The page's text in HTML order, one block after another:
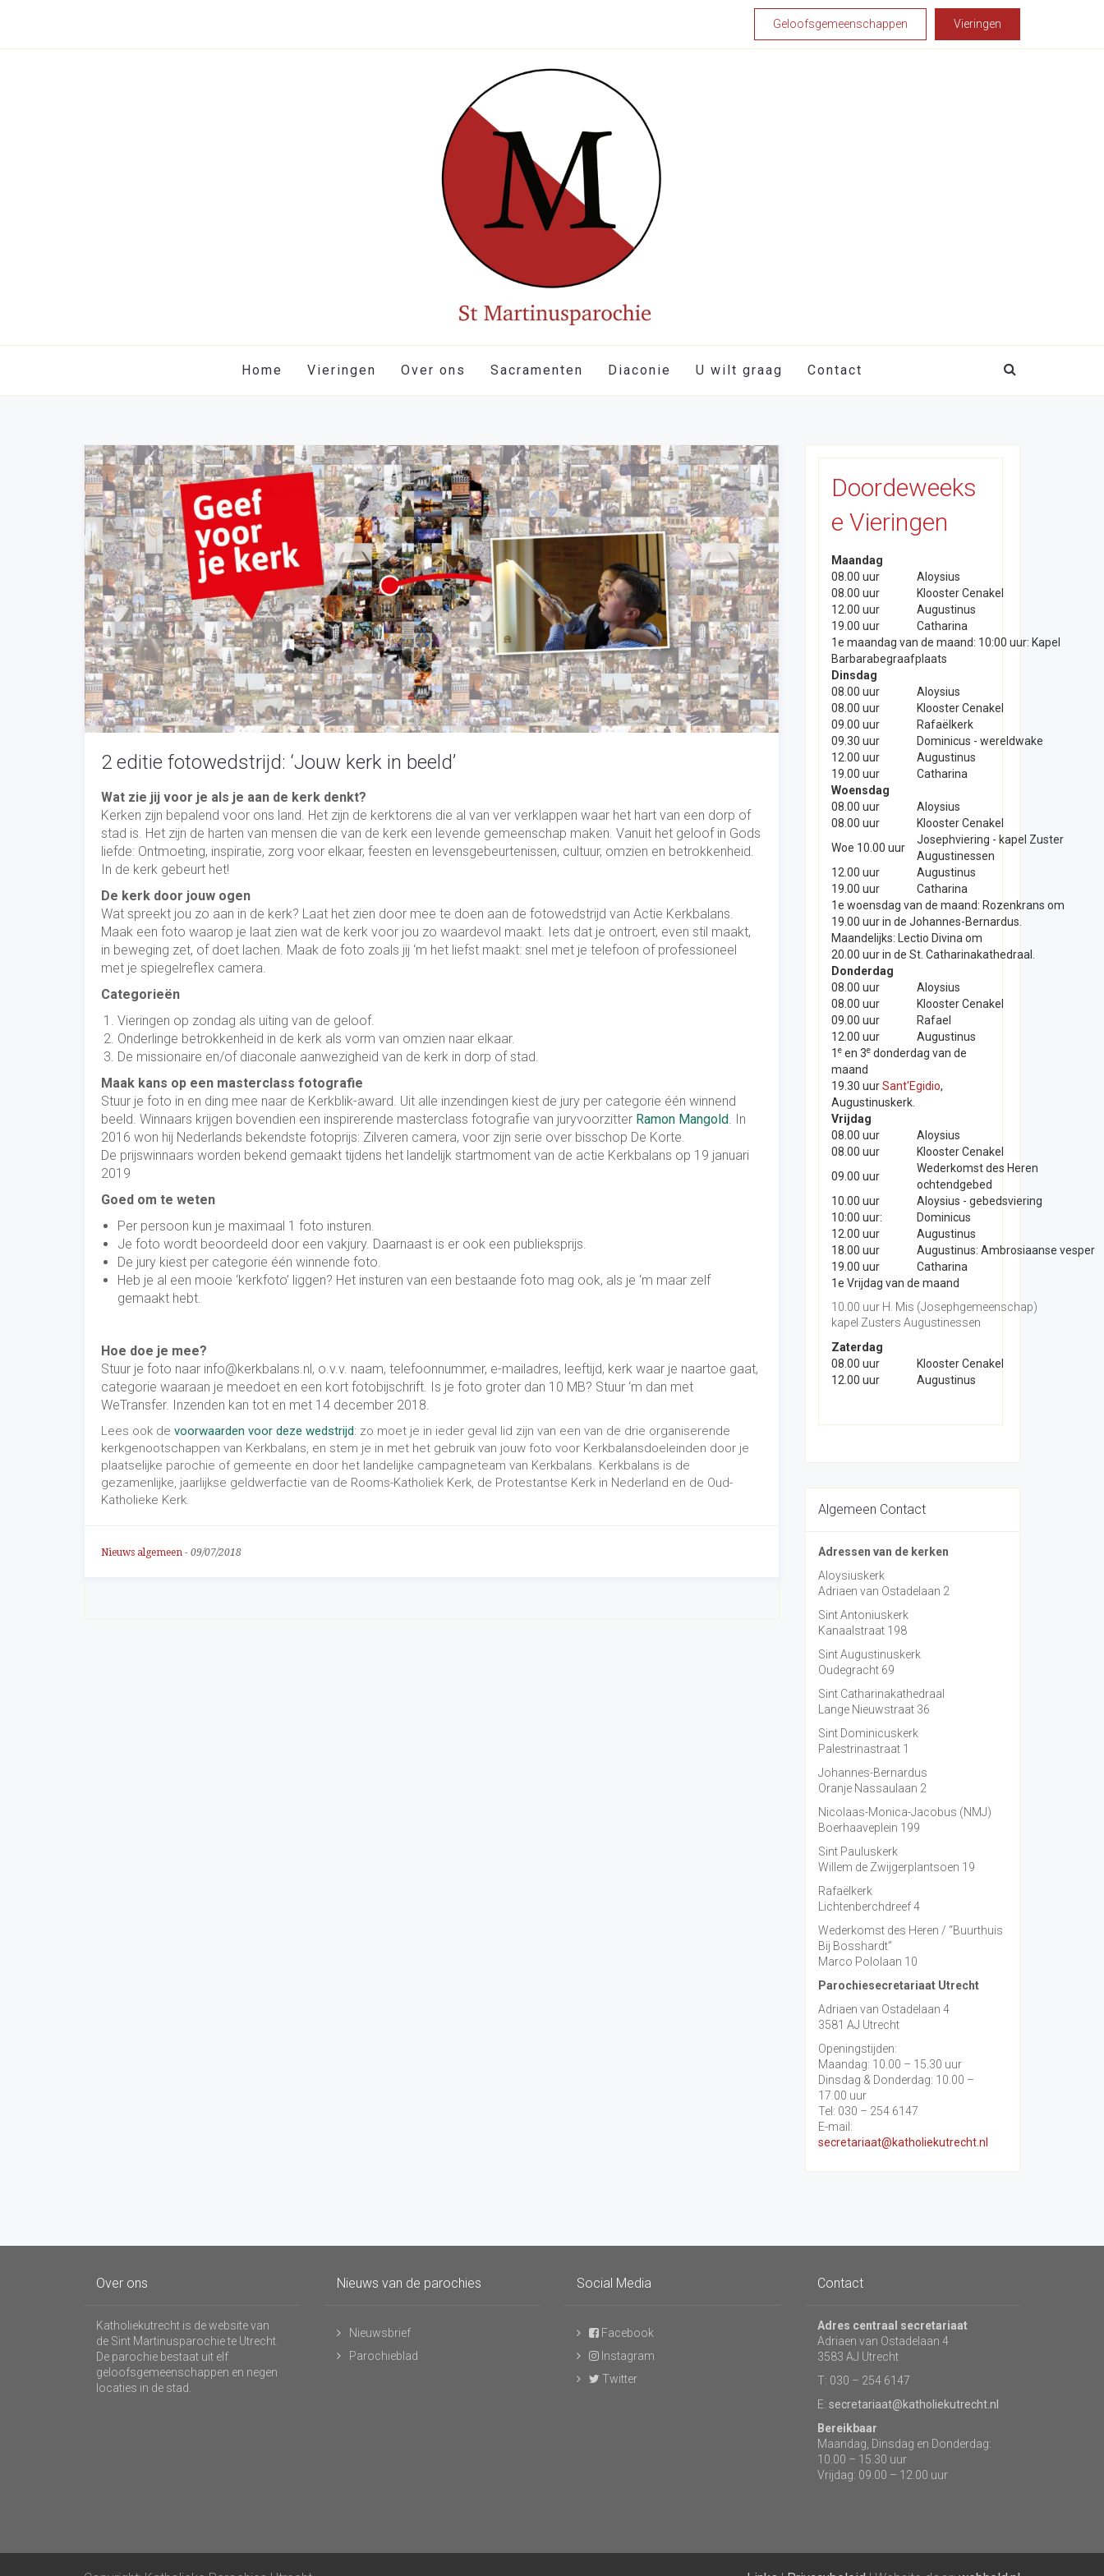
Geloofsgemeenschappen Vieringen
Home Vieringen Over ons Sacramenten Diaconie U wilt graag Contact
2 editie fotowedstrijd: ‘Jouw kerk in beeld’
Wat zie jij voor je als je aan de kerk denkt?
Kerken zijn bepalend voor ons land. Het zijn de kerktorens die al van ver verklappen waar het hart van een dorp of
stad is. Het zijn de harten van mensen die van de kerk een levende gemeenschap maken. Vanuit het geloof in Gods
liefde: Ontmoeting, inspiratie, zorg voor elkaar, feesten en levensgebeurtenissen, cultuur, omzien en betrokkenheid.
In de kerk gebeurt het!
De kerk door jouw ogen
Wat spreekt jou zo aan in de kerk? Laat het zien door mee te doen aan de fotowedstrijd van Actie Kerkbalans.
Maak een foto waarop je laat zien wat de kerk voor jou zo waardevol maakt. Iets dat je ontroert, even stil maakt,
in beweging zet, of doet lachen. Maak de foto zoals jij ‘m het liefst maakt: snel met je telefoon of professioneel
met je spiegelreflex camera.
Categorieën
Vieringen op zondag als uiting van de geloof.
Onderlinge betrokkenheid in de kerk als vorm van omzien naar elkaar.
De missionaire en/of diaconale aanwezigheid van de kerk in dorp of stad.
Maak kans op een masterclass fotografie
Stuur je foto in en ding mee naar de Kerkblik-award. Uit alle inzendingen kiest de jury per categorie één winnend
beeld. Winnaars krijgen bovendien een inspirerende masterclass fotografie van juryvoorzitter Ramon Mangold. In
2016 won hij Nederlands bekendste fotoprijs: Zilveren camera, voor zijn serie over bisschop De Korte.
De prijswinnaars worden bekend gemaakt tijdens het landelijk startmoment van de actie Kerkbalans op 19 januari
2019
Goed om te weten
Per persoon kun je maximaal 1 foto insturen.
Je foto wordt beoordeeld door een vakjury. Daarnaast is er ook een publieksprijs.
De jury kiest per categorie één winnende foto.
Heb je al een mooie ‘kerkfoto’ liggen? Het insturen van een bestaande foto mag ook, als je ‘m maar zelf
gemaakt hebt.
Hoe doe je mee?
Stuur je foto naar info@kerkbalans.nl, o.v.v. naam, telefoonnummer, e-mailadres, leeftijd, kerk waar je naartoe gaat,
categorie waaraan je meedoet en een kort fotobijschrift. Is je foto groter dan 10 MB? Stuur ‘m dan met
WeTransfer. Inzenden kan tot en met 14 december 2018.
Lees ook de voorwaarden voor deze wedstrijd: zo moet je in ieder geval lid zijn van een van de drie organiserende
kerkgenootschappen van Kerkbalans, en stem je in met het gebruik van jouw foto voor Kerkbalansdoeleinden door je
plaatselijke parochie of gemeente en door het landelijke campagneteam van Kerkbalans. Kerkbalans is de
gezamenlijke, jaarlijkse geldwerfactie van de Rooms-Katholiek Kerk, de Protestantse Kerk in Nederland en de Oud-
Katholieke Kerk.
Nieuws algemeen - 09/07/2018
Doordeweeks
e Vieringen
Maandag
08.00 uur
Aloysius
08.00 uur
Klooster Cenakel
12.00 uur
Augustinus
19.00 uur
Catharina
1e maandag van de maand: 10:00 uur: Kapel
Barbarabegraafplaats
Dinsdag
08.00 uur
Aloysius
08.00 uur
Klooster Cenakel
09.00 uur
Rafaëlkerk
09.30 uur
Dominicus - wereldwake
12.00 uur
Augustinus
19.00 uur
Catharina
Woensdag
08.00 uur
Aloysius
08.00 uur
Klooster Cenakel
Woe 10.00 uur
Josephviering - kapel Zuster
Augustinessen
12.00 uur
Augustinus
19.00 uur
Catharina
1e woensdag van de maand: Rozenkrans om
19.00 uur in de Johannes-Bernardus.
Maandelijks: Lectio Divina om
20.00 uur in de St. Catharinakathedraal.
Donderdag
08.00 uur
Aloysius
08.00 uur
Klooster Cenakel
09.00 uur
Rafael
12.00 uur
Augustinus
1 een 3edonderdag van de
maand
19.30 uurSant'Egidio,
Augustinuskerk.
Vrijdag
08.00 uur
Aloysius
08.00 uur
Klooster Cenakel
09.00 uur
Wederkomst des Heren
ochtendgebed
10.00 uur
Aloysius - gebedsviering
10:00 uur:
Dominicus
12.00 uur
Augustinus
18.00 uur
Augustinus: Ambrosiaanse vesper
19.00 uur
Catharina
1e Vrijdag van de maand
10.00 uur H. Mis (Josephgemeenschap)
kapel Zusters Augustinessen
Zaterdag
08.00 uur
Klooster Cenakel
12.00 uur
Augustinus
Algemeen Contact
Adressen van de kerken
Aloysiuskerk
Adriaen van Ostadelaan 2
Sint Antoniuskerk
Kanaalstraat 198
Sint Augustinuskerk
Oudegracht 69
Sint Catharinakathedraal
Lange Nieuwstraat 36
Sint Dominicuskerk
Palestrinastraat 1
Johannes-Bernardus
Oranje Nassaulaan 2
Nicolaas-Monica-Jacobus (NMJ)
Boerhaaveplein 199
Sint Pauluskerk
Willem de Zwijgerplantsoen 19
Rafaëlkerk
Lichtenberchdreef 4
Wederkomst des Heren / “Buurthuis
Bij Bosshardt”
Marco Pololaan 10
Parochiesecretariaat Utrecht
Adriaen van Ostadelaan 4
3581 AJ Utrecht
Openingstijden:
Maandag: 10.00 – 15.30 uur
Dinsdag & Donderdag: 10.00 –
17.00 uur
Tel: 030 – 254 6147
E-mail:
secretariaat@katholiekutrecht.nl
Over ons
Katholiekutrecht is de website van
de Sint Martinusparochie te Utrecht.
De parochie bestaat uit elf
geloofsgemeenschappen en negen
locaties in de stad.
Nieuws van de parochies
Nieuwsbrief
Parochieblad
Social Media
Facebook
Instagram
Twitter
Contact
Adres centraal secretariaat
Adriaen van Ostadelaan 4
3583 AJ Utrecht
T: 030 – 254 6147
E: secretariaat@katholiekutrecht.nl
Bereikbaar
Maandag, Dinsdag en Donderdag:
10.00 – 15.30 uur
Vrijdag: 09.00 – 12.00 uur